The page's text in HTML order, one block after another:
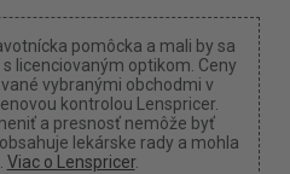
pomôcka a mali by sa
licenciovaným optikom. Ceny
vybranými obchodmi v
kontrolou Lenspricer.
a presnosť nemôže byť
lekárske rady a mohla
Viac o Lenspricer.